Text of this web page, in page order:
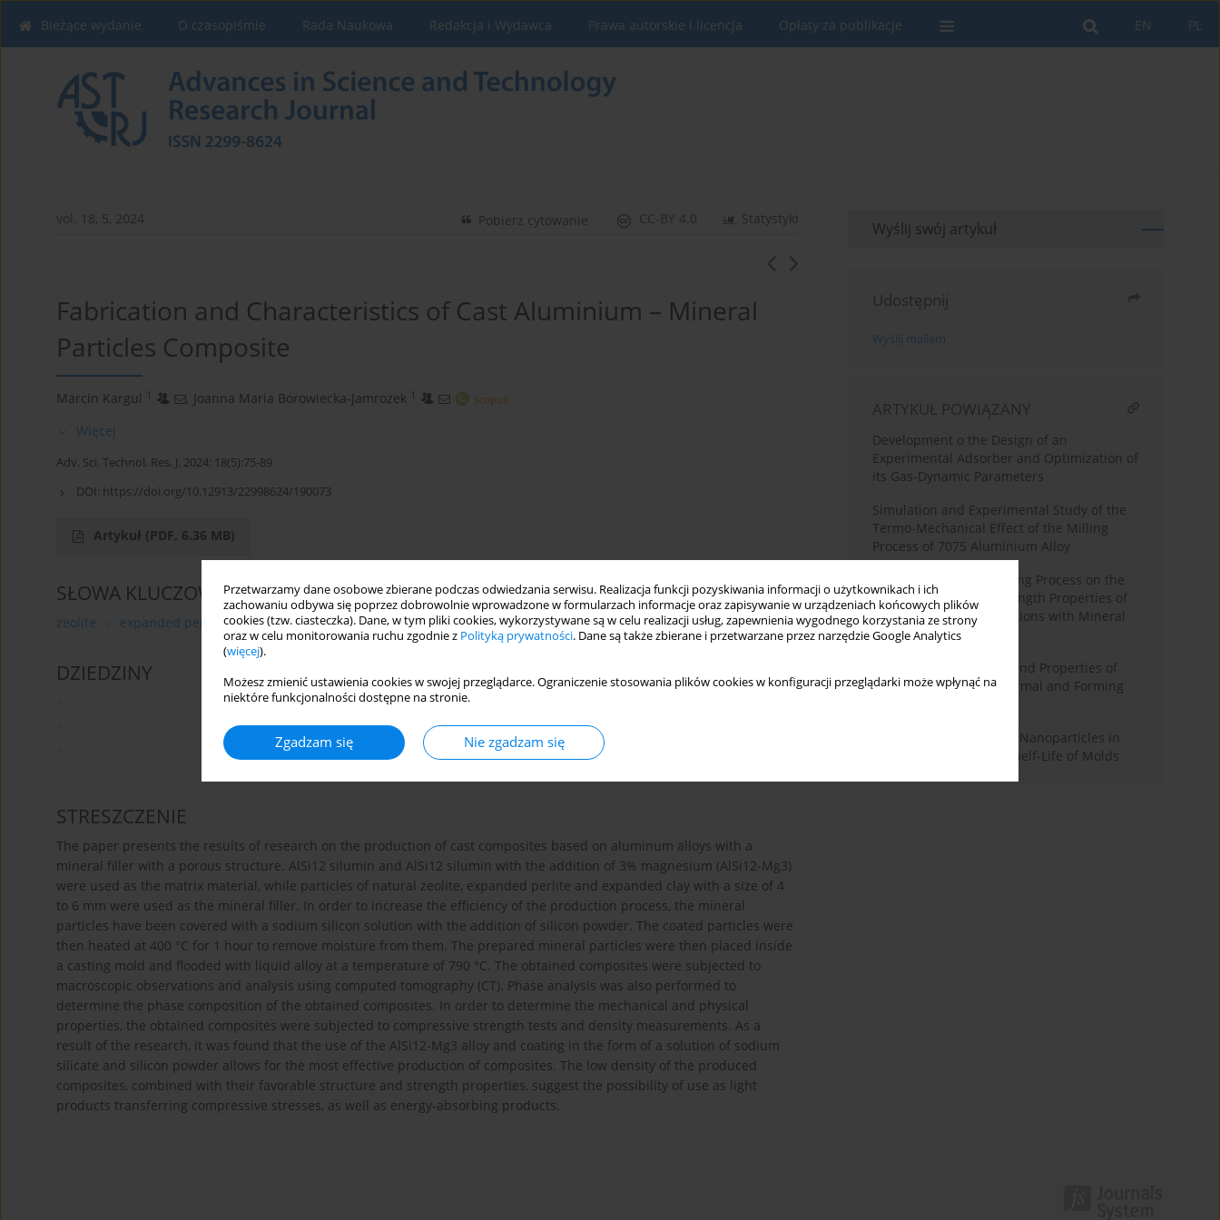
Przetwarzamy dane osobowe zbierane podczas odwiedzania serwisu. Realizacja funkcji pozyskiwania informacji o użytkownikach i ich
zachowaniu odbywa się poprzez dobrowolnie wprowadzone w formularzach informacje oraz zapisywanie w urządzeniach końcowych plików
cookies (tzw. ciasteczka). Dane, w tym pliki cookies, wykorzystywane są w celu realizacji usług, zapewnienia wygodnego korzystania ze strony
oraz w celu monitorowania ruchu zgodnie z Polityką prywatności. Dane są także zbierane i przetwarzane przez narzędzie Google Analytics
(więcej).
Możesz zmienić ustawienia cookies w swojej przeglądarce. Ograniczenie stosowania plików cookies w konfiguracji przeglądarki może wpłynąć na
niektóre funkcjonalności dostępne na stronie.
Zgadzam się Nie zgadzam się
PL
EN
Bieżące wydanie O czasopiśmie Rada Naukowa Redakcja i Wydawca Prawa autorskie i licencja Opłaty za publikacje
vol. 18, 5, 2024 Statystyki
CC-BY 4.0
Pobierz cytowanie
Fabrication and Characteristics of Cast Aluminium – Mineral
Particles Composite
Marcin Kargul 1 , Joanna Maria Borowiecka-Jamrozek 1
Więcej
Adv. Sci. Technol. Res. J. 2024; 18(5):75-89
DOI: https://doi.org/10.12913/22998624/190073
Artykuł (PDF, 6.36 MB)
SŁOWA KLUCZOWE
zeolite expanded perlite aluminum alloys expanded clay
DZIEDZINY
STRESZCZENIE
The paper presents the results of research on the production of cast composites based on aluminum alloys with a
mineral filler with a porous structure. AlSi12 silumin and AlSi12 silumin with the addition of 3% magnesium (AlSi12-Mg3)
were used as the matrix material, while particles of natural zeolite, expanded perlite and expanded clay with a size of 4
to 6 mm were used as the mineral filler. In order to increase the efficiency of the production process, the mineral
particles have been covered with a sodium silicon solution with the addition of silicon powder. The coated particles were
then heated at 400 °C for 1 hour to remove moisture from them. The prepared mineral particles were then placed inside
a casting mold and flooded with liquid alloy at a temperature of 790 °C. The obtained composites were subjected to
macroscopic observations and analysis using computed tomography (CT). Phase analysis was also performed to
determine the phase composition of the obtained composites. In order to determine the mechanical and physical
properties, the obtained composites were subjected to compressive strength tests and density measurements. As a
result of the research, it was found that the use of the AlSi12-Mg3 alloy and coating in the form of a solution of sodium
silicate and silicon powder allows for the most effective production of composites. The low density of the produced
composites, combined with their favorable structure and strength properties, suggest the possibility of use as light
products transferring compressive stresses, as well as energy-absorbing products.
Wyślij swój artykuł
Udostępnij
Wyślij mailem
ARTYKUŁ POWIĄZANY
Development o the Design of an
Experimental Adsorber and Optimization of
its Gas-Dynamic Parameters
Simulation and Experimental Study of the
Termo-Mechanical Effect of the Milling
Process of 7075 Aluminium Alloy
The Influence of the Aging Process on the
Change of Selected Strength Properties of
Polypropylene Compositions with Mineral
Fillers
Creating the Structure and Properties of
7075 Alloy Casts by Thermal and Forming
Comparative Aspects of Nanoparticles in
Relation to Extending Shelf-Life of Molds